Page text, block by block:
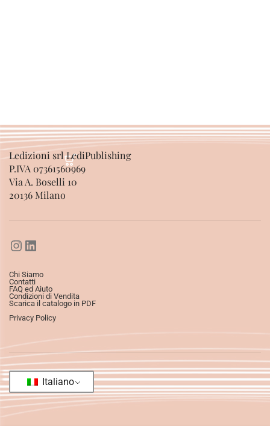
Ledizioni srl LediPublishing
P.IVA 07361560969
Via A. Boselli 10
20136 Milano
Chi Siamo
Contatti
FAQ ed Aiuto
Condizioni di Vendita
Scarica il catalogo in PDF
Privacy Policy
Italiano